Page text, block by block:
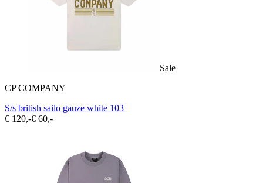
Sale
CP COMPANY
S/s british sailo gauze white 103
€ 120,-€ 60,-